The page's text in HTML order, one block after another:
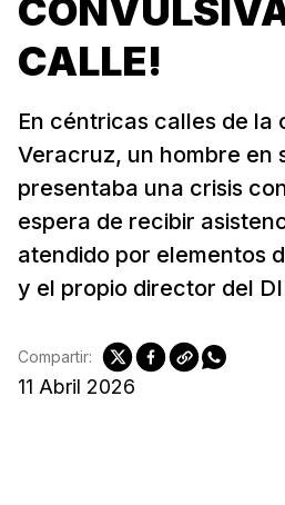
CALLE!
En céntricas calles de la
Veracruz, un hombre en
presentaba una crisis
espera de recibir
atendido por elementos
y el propio director del
11 Abril 2026
Compartir: